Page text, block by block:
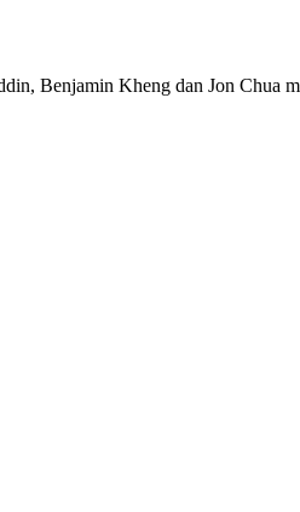
Benjamin Kheng dan Jon Chua